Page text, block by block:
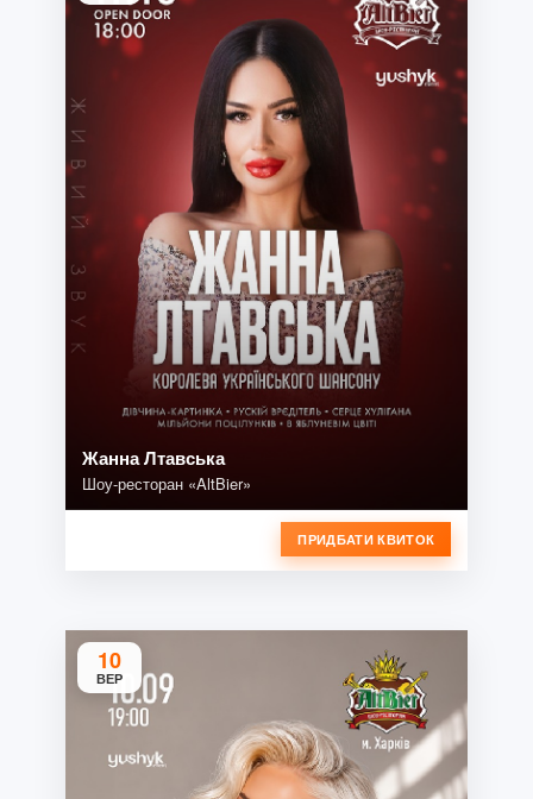
Жанна Лтавська
Шоу-ресторан «AltBier»
ПРИДБАТИ КВИТОК
10
ВЕР